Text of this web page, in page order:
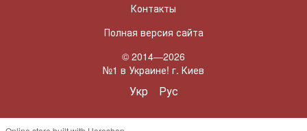
Контакты
Полная версия сайта
© 2014—2026
№1 в Украине! г. Киев
Укр Рус